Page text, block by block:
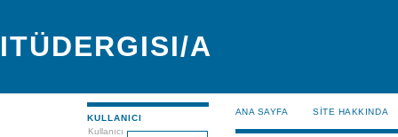
ITÜDERGISI/A
KULLANICI
Kullanıcı
ANA SAYFA SİTE HAKKINDA